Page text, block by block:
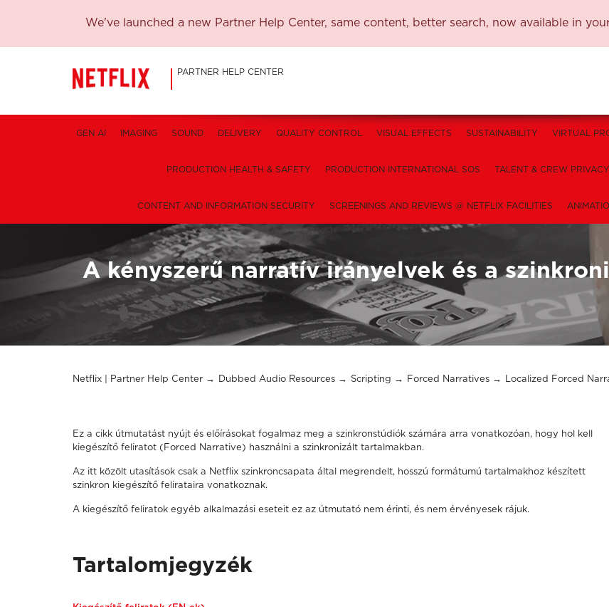
We've launched a new Partner Help Center, same content, better search, now available in
PARTNER HELP CENTER
GEN AI IMAGING SOUND DELIVERY QUALITY CONTROL VISUAL EFFECTS SUSTAINABILITY VIRTUAL
PRODUCTION HEALTH & SAFETY PRODUCTION INTERNATIONAL SOS TALENT & CREW
CONTENT AND INFORMATION SECURITY SCREENINGS AND REVIEWS @ NETFLIX FACILITIES
A kényszerű narratív irányelvek és a
Netflix | Partner Help Center Dubbed Audio Resources Scripting Forced Narratives Localized Forced
Ez a cikk útmutatást nyújt és előírásokat fogalmaz meg a szinkronstúdiók számára arra vonatkozóan, hogy hol kell
kiegészítő feliratot (Forced Narrative) használni a szinkronizált tartalmakban.
Az itt közölt utasítások csak a Netflix szinkroncsapata által megrendelt, hosszú formátumú tartalmakhoz készített
szinkron kiegészítő felirataira vonatkoznak.
A kiegészítő feliratok egyéb alkalmazási eseteit ez az útmutató nem érinti, és nem érvényesek rájuk.
Tartalomjegyzék